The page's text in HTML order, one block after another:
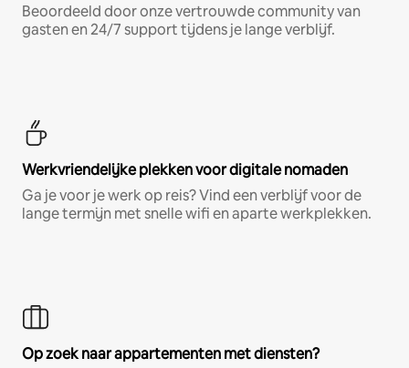
Beoordeeld door onze vertrouwde community van
gasten en 24/7 support tijdens je lange verblijf.
Werkvriendelijke plekken voor digitale nomaden
Ga je voor je werk op reis? Vind een verblijf voor de
lange termijn met snelle wifi en aparte werkplekken.
Op zoek naar appartementen met diensten?